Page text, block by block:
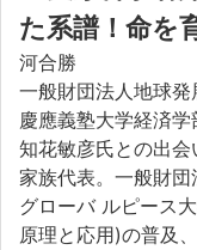
た系譜！命を
河合勝
一般財団法人地球
慶應義塾大学経済
知花敏彦氏との出
家族代表。一般財団
グローバ ルピース
原理と応用)の普及